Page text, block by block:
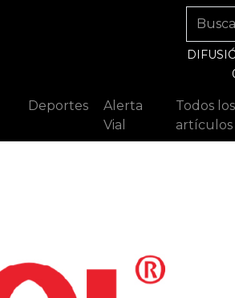
Deportes
Alerta
Vial
Todos los
artículos